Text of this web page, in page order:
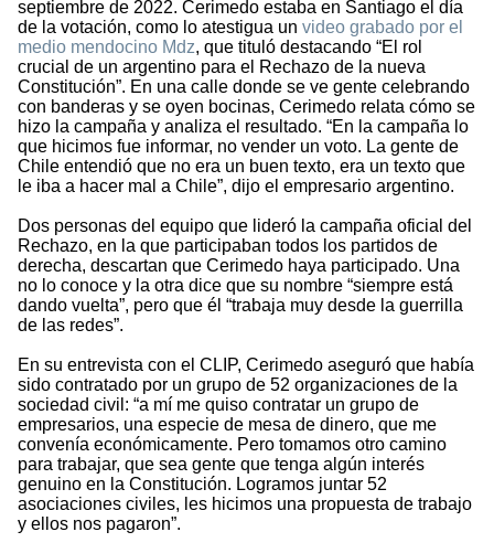
septiembre de 2022. Cerimedo estaba en Santiago el día
de la votación, como lo atestigua un video grabado por el
medio mendocino Mdz, que tituló destacando “El rol
crucial de un argentino para el Rechazo de la nueva
Constitución”. En una calle donde se ve gente celebrando
con banderas y se oyen bocinas, Cerimedo relata cómo se
hizo la campaña y analiza el resultado. “En la campaña lo
que hicimos fue informar, no vender un voto. La gente de
Chile entendió que no era un buen texto, era un texto que
le iba a hacer mal a Chile”, dijo el empresario argentino.
Dos personas del equipo que lideró la campaña oficial del
Rechazo, en la que participaban todos los partidos de
derecha, descartan que Cerimedo haya participado. Una
no lo conoce y la otra dice que su nombre “siempre está
dando vuelta”, pero que él “trabaja muy desde la guerrilla
de las redes”.
En su entrevista con el CLIP, Cerimedo aseguró que había
sido contratado por un grupo de 52 organizaciones de la
sociedad civil: “a mí me quiso contratar un grupo de
empresarios, una especie de mesa de dinero, que me
convenía económicamente. Pero tomamos otro camino
para trabajar, que sea gente que tenga algún interés
genuino en la Constitución. Logramos juntar 52
asociaciones civiles, les hicimos una propuesta de trabajo
y ellos nos pagaron”.